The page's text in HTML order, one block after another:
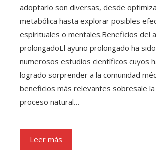
adoptarlo son diversas, desde
metabólica hasta explorar posibles
espirituales o mentales.Beneficios del
prolongadoEl ayuno prolongado ha
numerosos estudios científicos cuyos
logrado sorprender a la comunidad
beneficios más relevantes sobresale la
proceso natural…
Leer más